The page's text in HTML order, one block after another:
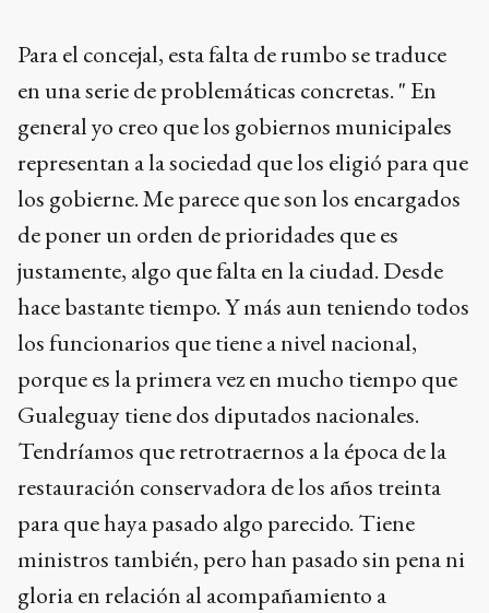
Para el concejal, esta falta de rumbo se traduce
en una serie de problemáticas concretas. " En
general yo creo que los gobiernos municipales
representan a la sociedad que los eligió para que
los gobierne. Me parece que son los encargados
de poner un orden de prioridades que es
justamente, algo que falta en la ciudad. Desde
hace bastante tiempo. Y más aun teniendo todos
los funcionarios que tiene a nivel nacional,
porque es la primera vez en mucho tiempo que
Gualeguay tiene dos diputados nacionales.
Tendríamos que retrotraernos a la época de la
restauración conservadora de los años treinta
para que haya pasado algo parecido. Tiene
ministros también, pero han pasado sin pena ni
gloria en relación al acompañamiento a